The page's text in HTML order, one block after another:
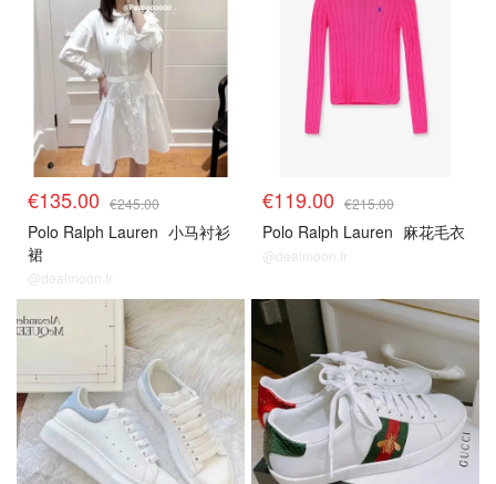
€135.00 €245.00
Polo Ralph Lauren 小马衬衫
裙
@dealmoon.fr
€119.00 €215.00
Polo Ralph Lauren 麻花毛衣
@dealmoon.fr